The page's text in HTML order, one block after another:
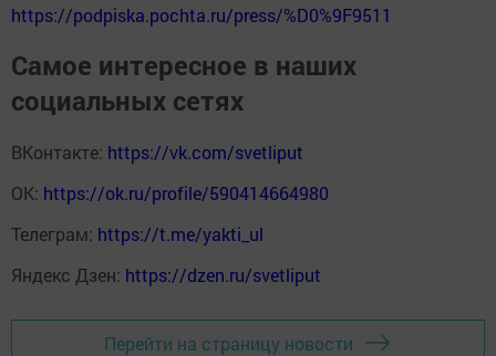
https://podpiska.pochta.ru/press/%D0%9F9511
Самое интересное в наших
социальных сетях
ВКонтакте: https://vk.com/svetliput
ОК: https://ok.ru/profile/590414664980
Телеграм: https://t.me/yakti_ul
Яндекс Дзен: https://dzen.ru/svetliput
Перейти на страницу новости